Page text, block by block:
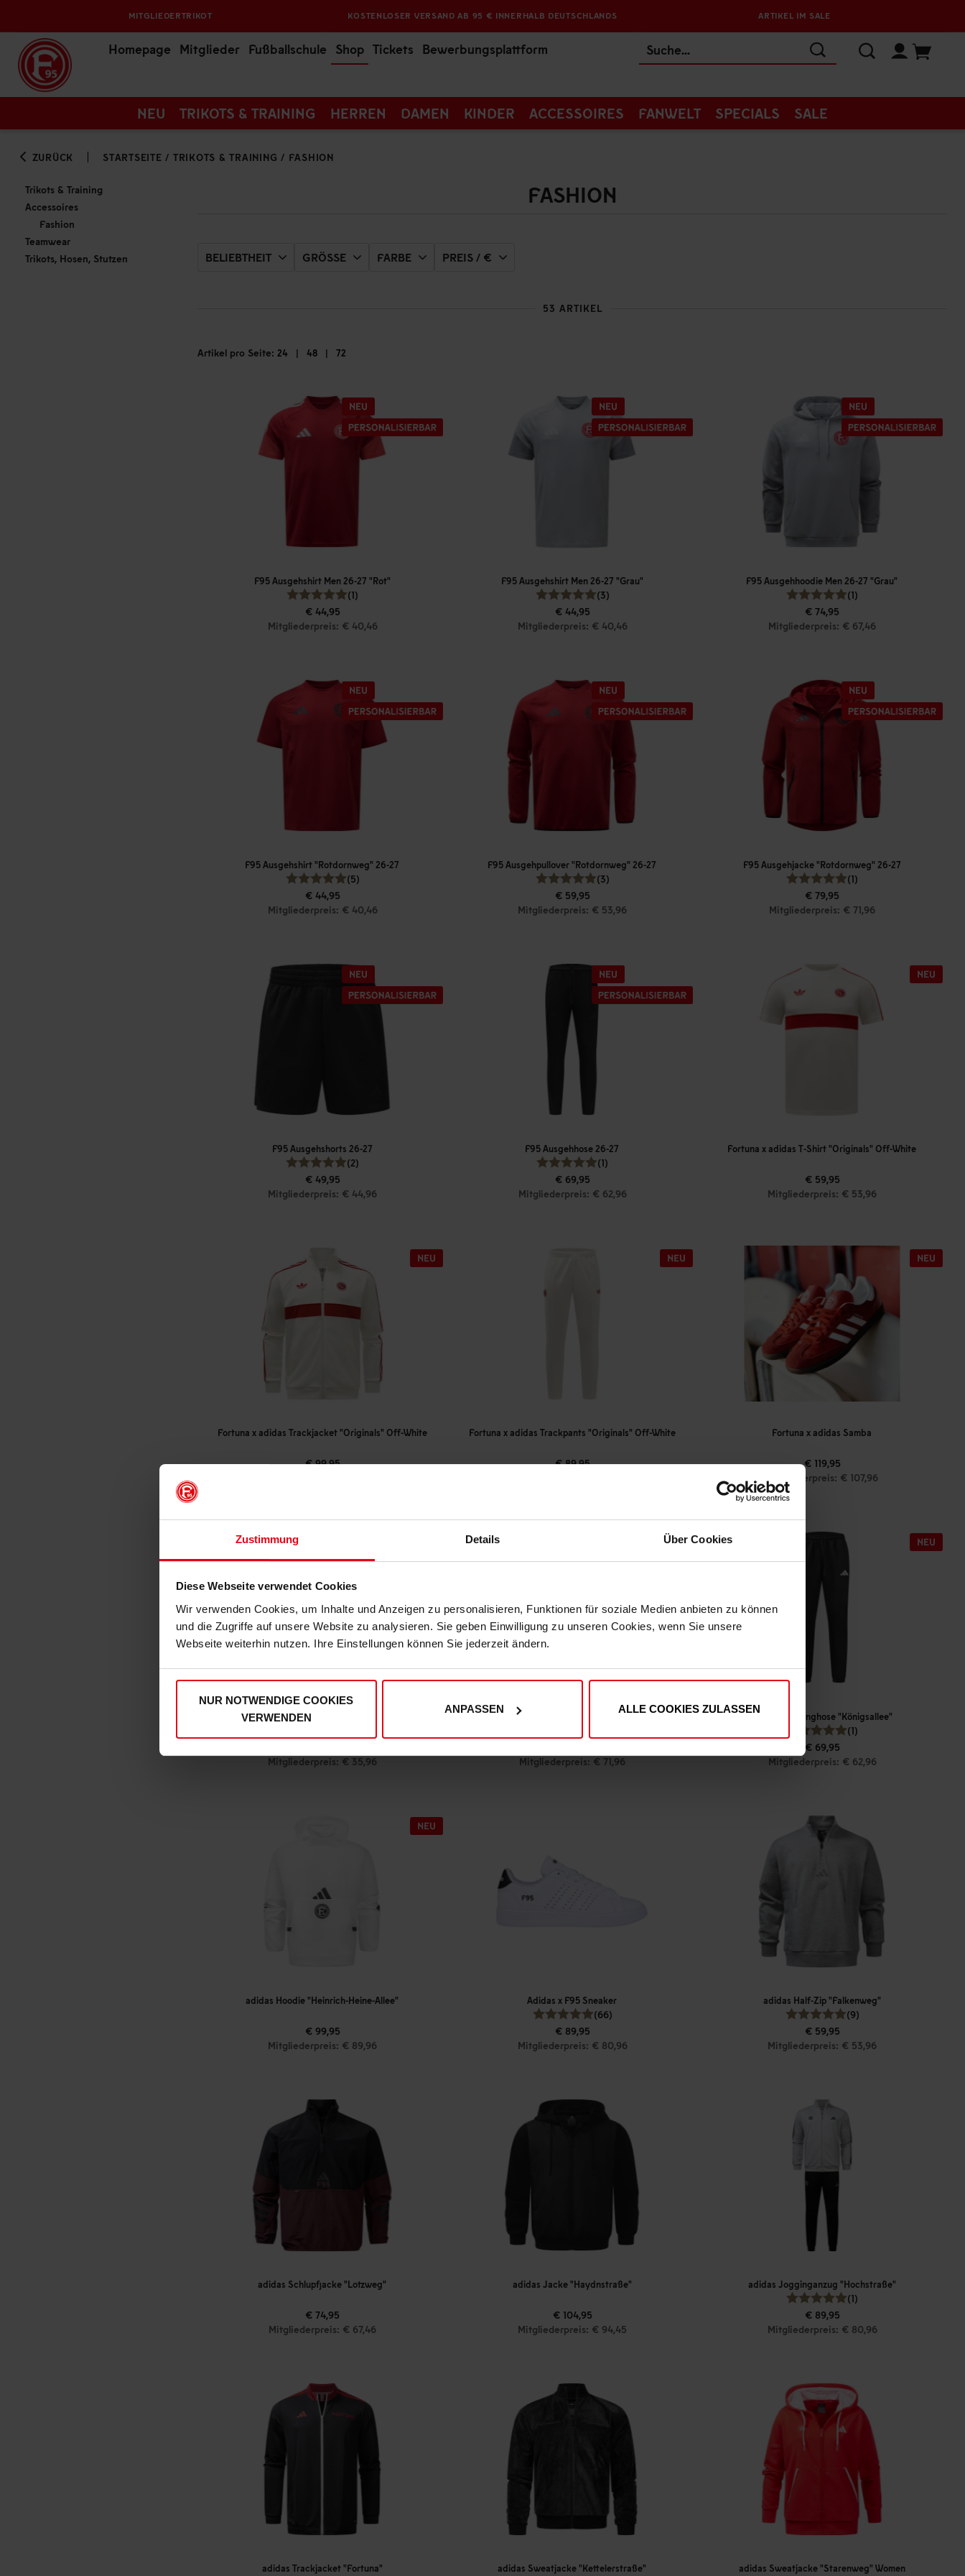
Zustimmung Details Über Cookies
Diese Webseite verwendet Cookies
Wir verwenden Cookies, um Inhalte und Anzeigen zu personalisieren, Funktionen für soziale Medien anbieten zu können
und die Zugriffe auf unsere Website zu analysieren. Sie geben Einwilligung zu unseren Cookies, wenn Sie unsere
Webseite weiterhin nutzen. Ihre Einstellungen können Sie jederzeit ändern.
NUR NOTWENDIGE COOKIES
VERWENDEN
ANPASSEN ALLE COOKIES ZULASSEN
MITGLIEDERTRIKOT KOSTENLOSER VERSAND AB 95 € INNERHALB DEUTSCHLANDS ARTIKEL IM SALE
Homepage Mitglieder Fußballschule Shop Tickets Bewerbungsplattform
NEU TRIKOTS & TRAINING HERREN DAMEN KINDER ACCESSOIRES FANWELT SPECIALS SALE
ZURÜCK STARTSEITE / TRIKOTS & TRAINING / FASHION
Trikots & Training
Accessoires
Fashion
Teamwear
Trikots, Hosen, Stutzen
FASHION
BELIEBTHEIT GRÖSSE FARBE PREIS / €
53 ARTIKEL
Artikel pro Seite: 24 | 48 | 72
F95 Ausgehshirt Men 26-27 "Rot"
(1)
€ 44,95
Mitgliederpreis: € 40,46
F95 Ausgehshirt Men 26-27 "Grau"
(3)
€ 44,95
Mitgliederpreis: € 40,46
F95 Ausgehhoodie Men 26-27 "Grau"
(1)
€ 74,95
Mitgliederpreis: € 67,46
F95 Ausgehshirt "Rotdornweg" 26-27
(5)
€ 44,95
Mitgliederpreis: € 40,46
F95 Ausgehpullover "Rotdornweg" 26-27
(3)
€ 59,95
Mitgliederpreis: € 53,96
F95 Ausgehjacke "Rotdornweg" 26-27
(1)
€ 79,95
Mitgliederpreis: € 71,96
F95 Ausgehshorts 26-27
(2)
€ 49,95
Mitgliederpreis: € 44,96
F95 Ausgehhose 26-27
(1)
€ 69,95
Mitgliederpreis: € 62,96
Fortuna x adidas T-Shirt "Originals" Off-White
€ 59,95
Mitgliederpreis: € 53,96
Fortuna x adidas Trackjacket "Originals" Off-White
€ 99,95
Fortuna x adidas Trackpants "Originals" Off-White
€ 89,95
Fortuna x adidas Samba
€ 119,95
Mitgliederpreis: € 107,96
adidas T-Shirt "Königsallee"
Mitgliederpreis: € 35,96
adidas Hoodie "Königsallee"
Mitgliederpreis: € 71,96
adidas Jogginghose "Königsallee"
(1)
€ 69,95
Mitgliederpreis: € 62,96
adidas Hoodie "Heinrich-Heine-Allee"
€ 99,95
Mitgliederpreis: € 89,96
Adidas x F95 Sneaker
(66)
€ 89,95
Mitgliederpreis: € 80,96
adidas Half-Zip "Falkenweg"
(9)
€ 59,95
Mitgliederpreis: € 53,96
adidas Schlupfjacke "Lotzweg"
€ 74,95
Mitgliederpreis: € 67,46
adidas Jacke "Haydnstraße"
€ 104,95
Mitgliederpreis: € 94,45
adidas Jogginganzug "Hochstraße"
(1)
€ 89,95
Mitgliederpreis: € 80,96
adidas Trackjacket "Fortuna" adidas Sweatjacke "Kettelerstraße" adidas Sweatjacke "Starenweg" Women